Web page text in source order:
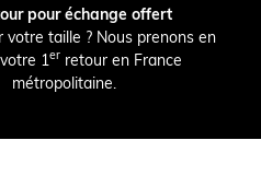
pour échange offert
votre taille ? Nous prenons en
1erretour en France
métropolitaine.